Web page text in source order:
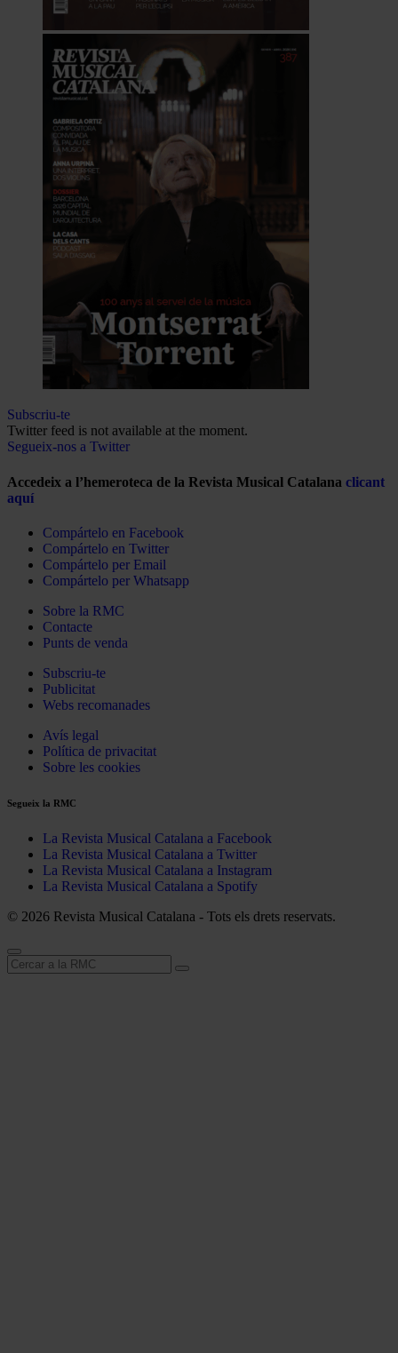
Subscriu-te
Twitter feed is not available at the moment.
Segueix-nos a Twitter
Accedeix a l’hemeroteca de la Revista Musical Catalana clicant
aquí
Compártelo en Facebook
Compártelo en Twitter
Compártelo per Email
Compártelo per Whatsapp
Sobre la RMC
Contacte
Punts de venda
Subscriu-te
Publicitat
Webs recomanades
Avís legal
Política de privacitat
Sobre les cookies
Segueix la RMC
La Revista Musical Catalana a Facebook
La Revista Musical Catalana a Twitter
La Revista Musical Catalana a Instagram
La Revista Musical Catalana a Spotify
© 2026 Revista Musical Catalana - Tots els drets reservats.
Cerca